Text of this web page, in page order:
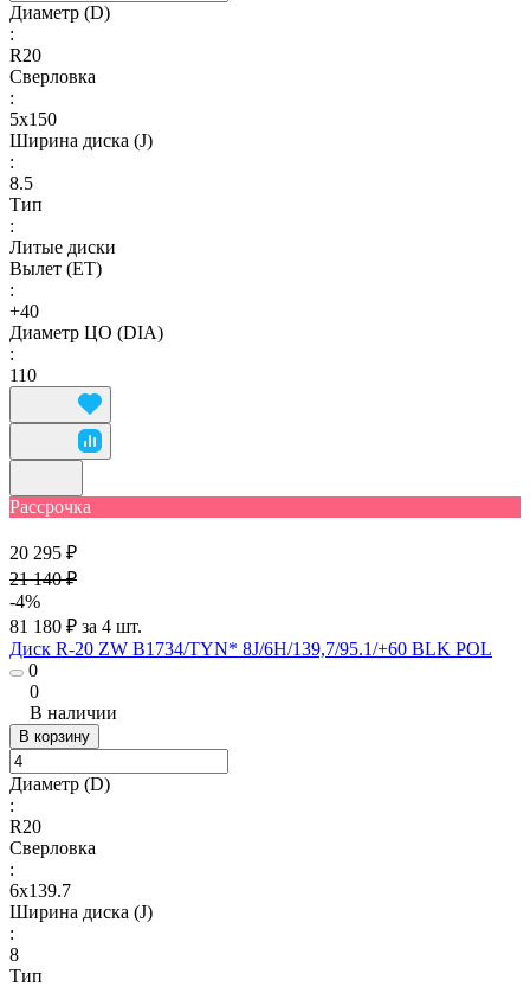
Диаметр (D)
:
R20
Сверловка
:
5х150
Ширина диска (J)
:
8.5
Тип
:
Литые диски
Вылет (ET)
:
+40
Диаметр ЦО (DIA)
:
110
Рассрочка
20 295 ₽
21 140 ₽
-4%
81 180 ₽ за 4 шт.
Диск R-20 ZW B1734/TYN* 8J/6H/139,7/95.1/+60 BLK POL
0
0
В наличии
В корзину
Диаметр (D)
:
R20
Сверловка
:
6х139.7
Ширина диска (J)
:
8
Тип